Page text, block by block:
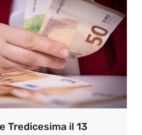
Tredicesima il 13